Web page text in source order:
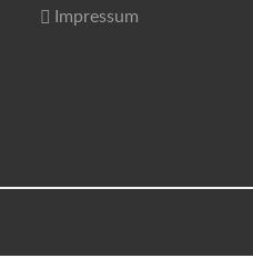
Impressum